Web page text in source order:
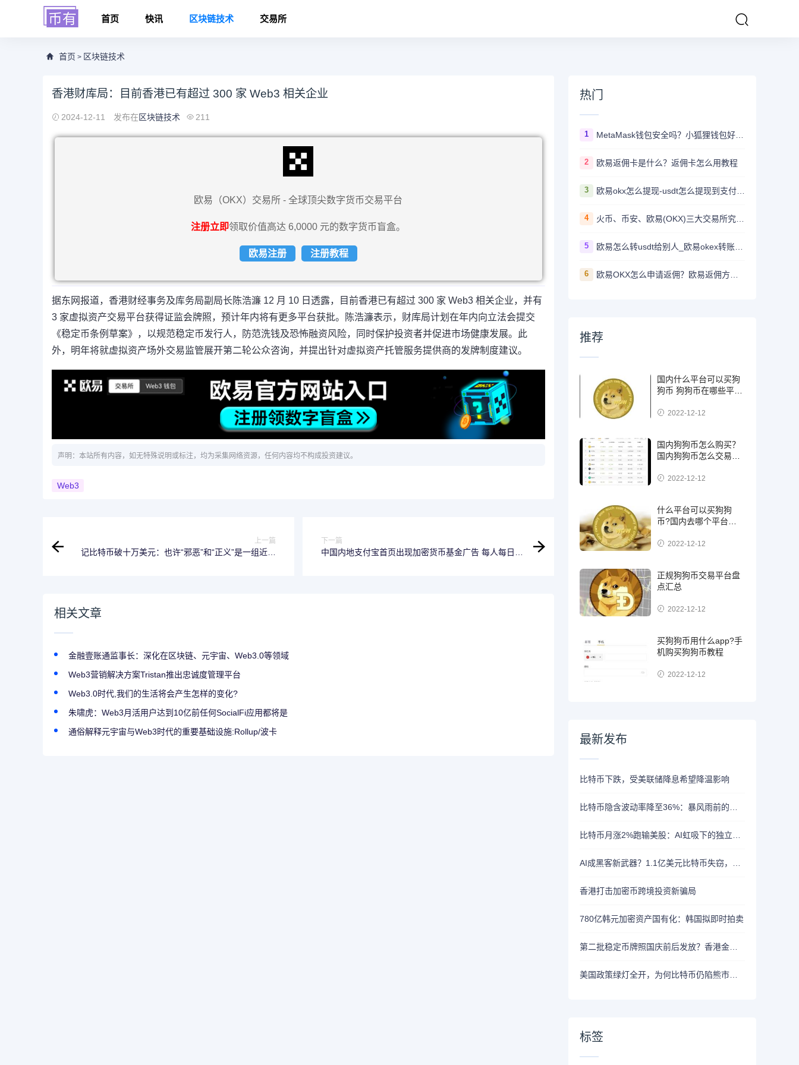
首页 快讯 区块链技术 交易所
首页 > 区块链技术
香港财库局：目前香港已有超过 300 家 Web3 相关企业
2024-12-11 发布在区块链技术 211
欧易（OKX）交易所 - 全球顶尖数字货币交易平台
注册立即领取价值高达 6,0000 元的数字货币盲盒。
欧易注册 注册教程
据东网报道，香港财经事务及库务局副局长陈浩濂 12 月 10 日透露，目前香港已有超过 300 家 Web3 相关企业，并有
3 家虚拟资产交易平台获得证监会牌照，预计年内将有更多平台获批。陈浩濂表示，财库局计划在年内向立法会提交
《稳定币条例草案》，以规范稳定币发行人，防范洗钱及恐怖融资风险，同时保护投资者并促进市场健康发展。此
外，明年将就虚拟资产场外交易监管展开第二轮公众咨询，并提出针对虚拟资产托管服务提供商的发牌制度建议。
声明：本站所有内容，如无特殊说明或标注，均为采集网络资源，任何内容均不构成投资建议。
Web3
上一篇
记比特币破十万美元：也许“邪恶”和“正义”是一组近义
下一篇
中国内地支付宝首页出现加密货币基金广告 每人每日限
相关文章
金融壹账通监事长：深化在区块链、元宇宙、Web3.0等领域
Web3营销解决方案Tristan推出忠诚度管理平台
Web3.0时代,我们的生活将会产生怎样的变化?
朱啸虎：Web3月活用户达到10亿前任何SocialFi应用都将是
通俗解释元宇宙与Web3时代的重要基础设施:Rollup/波卡
热门
1 MetaMask钱包安全吗？小狐狸钱包好用吗？
2 欧易返佣卡是什么？返佣卡怎么用教程
3 欧易okx怎么提现-usdt怎么提现到支付宝教程
4 火币、币安、欧易(OKX)三大交易所究竟选哪家？
5 欧易怎么转usdt给别人_欧易okex转账usdt教程
6
推荐
国内什么平台可以买狗
狗币 狗狗币在哪些平台
2022-12-12
国内狗狗币怎么购买？
国内狗狗币怎么交易使
2022-12-12
什么平台可以买狗狗
币?国内去哪个平台买
2022-12-12
正规狗狗币交易平台盘
点汇总
2022-12-12
买狗狗币用什么app?手
机购买狗狗币教程
2022-12-12
最新发布
比特币下跌，受美联储降息希望降温影响
香港打击加密币跨境投资新骗局
780亿韩元加密资产国有化：韩国拟即时拍卖
标签